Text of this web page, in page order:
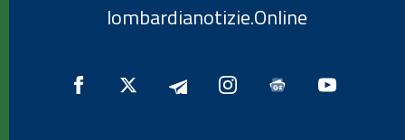
lombardianotizie.Online